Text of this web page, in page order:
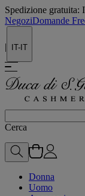
Spedizione gratuita:
NegoziDomande
| IT-IT
Cerca
Donna
Uomo